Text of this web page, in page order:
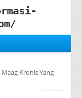
Kronis Yang